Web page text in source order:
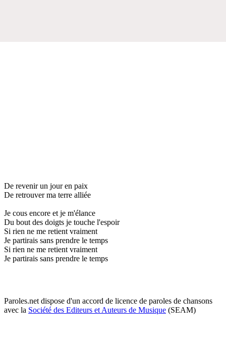
De revenir un jour en paix
De retrouver ma terre alliée
Je cous encore et je m'élance
Du bout des doigts je touche l'espoir
Si rien ne me retient vraiment
Je partirais sans prendre le temps
Si rien ne me retient vraiment
Je partirais sans prendre le temps
Paroles.net dispose d'un accord de licence de paroles de chansons
avec la Société des Editeurs et Auteurs de Musique (SEAM)